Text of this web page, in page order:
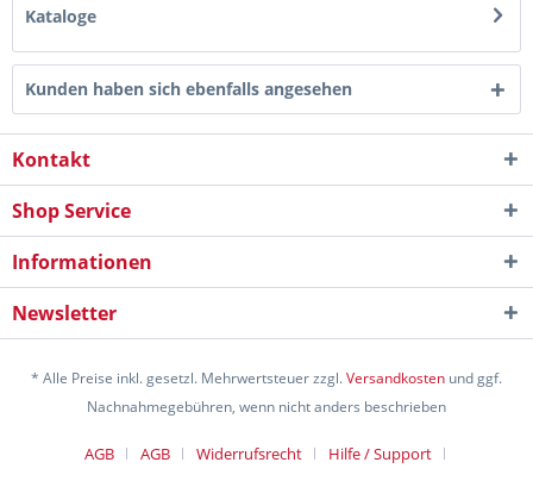
Kataloge
Kunden haben sich ebenfalls angesehen
Kontakt
Shop Service
Informationen
Newsletter
* Alle Preise inkl. gesetzl. Mehrwertsteuer zzgl.Versandkosten und ggf.
Nachnahmegebühren, wenn nicht anders beschrieben
AGB AGB Widerrufsrecht Hilfe / Support